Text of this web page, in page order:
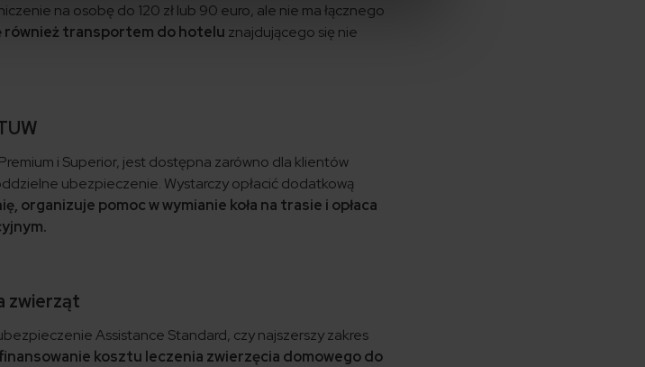
na osobę do 120 zł lub 90 euro, ale nie ma łącznego
również transportem do hotelu znajdującego się nie
i Superior, jest dostępna zarówno dla klientów
ubezpieczenie. Wystarczy opłacić dodatkową
organizuje pomoc w wymianie koła na trasie i opłaca
zwierząt
Assistance Standard, czy najszerszy zakres
kosztu leczenia zwierzęcia domowego do